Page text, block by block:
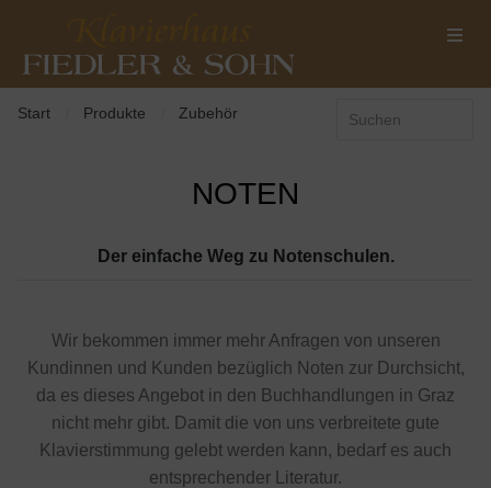
Start Produkte Zubehör
NOTEN
Der einfache Weg zu Notenschulen.
Wir bekommen immer mehr Anfragen von unseren
Kundinnen und Kunden bezüglich Noten zur Durchsicht,
da es dieses Angebot in den Buchhandlungen in Graz
nicht mehr gibt. Damit die von uns verbreitete gute
Klavierstimmung gelebt werden kann, bedarf es auch
entsprechender Literatur.